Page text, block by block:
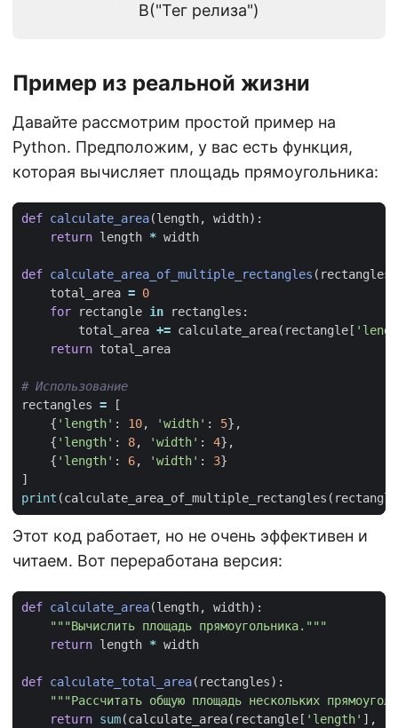
B("Тег релиза")
Пример из реальной жизни
Давайте рассмотрим простой пример на
Python. Предположим, у вас есть функция,
которая вычисляет площадь прямоугольника:
def calculate_area(length, width):
return length * width
def calculate_area_of_multiple_rectangles ( rectangles
total_area = 0
for
rectangle in rectangles :
total_area += calculate_area( rectangle [
return total_area
# Использование
rectangles =
[
{ 'length' : 10, 'width' : 5},
{ 'length' : 8, 'width' : 4},
{ 'length' : 6, 'width' : 3}
]
print (calculate_area_of_multiple_rectangles (
Этот код работает, но не очень эффективен и
читаем. Вот переработана версия:
def calculate_area(length, width):
"""Вычислить площадь прямоугольника."""
return length * width
def calculate_total_area( rectangles):
"""Рассчитать общую площадь нескольких
return sum(calculate_area( rectangle [ 'length' ],